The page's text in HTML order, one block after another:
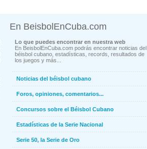
En BeisbolEnCuba.com
Lo que puedes encontrar en nuestra web
En BeisbolEnCuba.com podrás encontrar noticias del
béisbol cubano, estadísticas, records, resultados de
los juegos y más...
Noticias del béisbol cubano
Foros, opiniones, comentarios...
Concursos sobre el Béisbol Cubano
Estadísticas de la Serie Nacional
Serie 50, la Serie de Oro